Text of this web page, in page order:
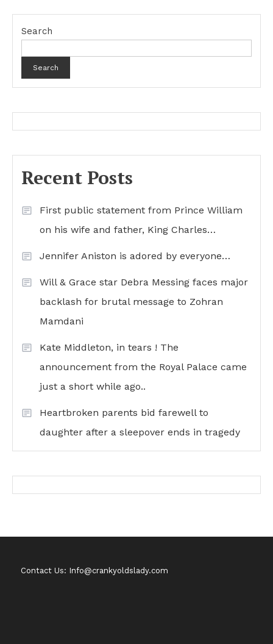
Search
Search
Recent Posts
First public statement from Prince William
on his wife and father, King Charles…
Jennifer Aniston is adored by everyone…
Will & Grace star Debra Messing faces major
backlash for brutal message to Zohran
Mamdani
Kate Middleton, in tears ! The
announcement from the Royal Palace came
just a short while ago..
Heartbroken parents bid farewell to
daughter after a sleepover ends in tragedy
Contact Us: Info@crankyoldslady.com